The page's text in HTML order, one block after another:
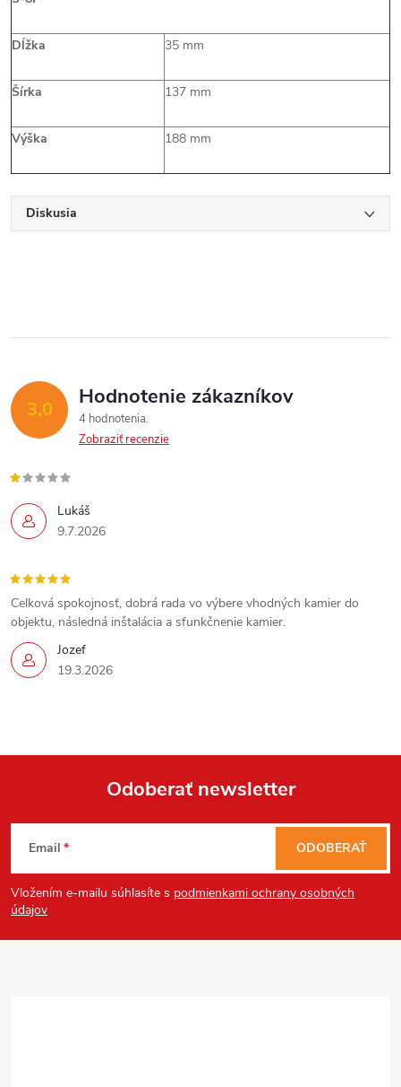
Dĺžka 35 mm
Šírka 137 mm
Výška 188 mm
Diskusia
3,0 Hodnotenie zákazníkov
4 hodnotenia
Zobraziť recenzie
Lukáš
9.7.2026
Jozef
19.3.2026
Celková spokojnosť, dobrá rada vo výbere vhodných kamier do
objektu, následná inštalácia a sfunkčnenie kamier.
Z
á
p
Odoberať newsletter
Email
Vložením e-mailu súhlasíte s podmienkami ochrany osobných
údajov
ODOBERAŤ